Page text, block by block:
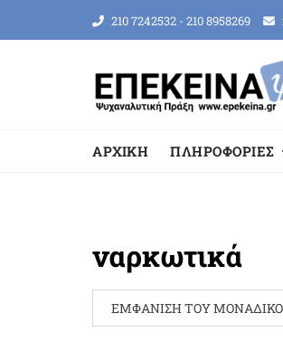
210 7242532 - 210 8958269
ΑΡΧΙΚΗ ΠΛΗΡΟΦΟΡΙΕΣ
ναρκωτικά
ΕΜΦΆΝΙΣΗ ΤΟΥ